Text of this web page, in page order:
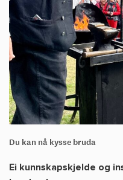
Du kan nå kysse bruda
Ei kunnskapskjelde og